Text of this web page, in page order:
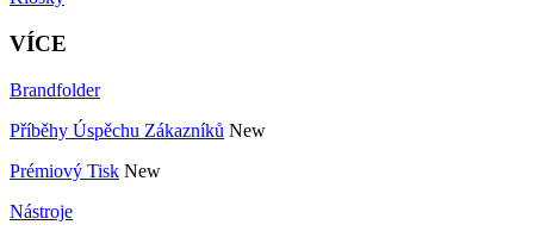
VÍCE
Brandfolder
Příběhy Úspěchu Zákazníků New
Prémiový Tisk New
Nástroje